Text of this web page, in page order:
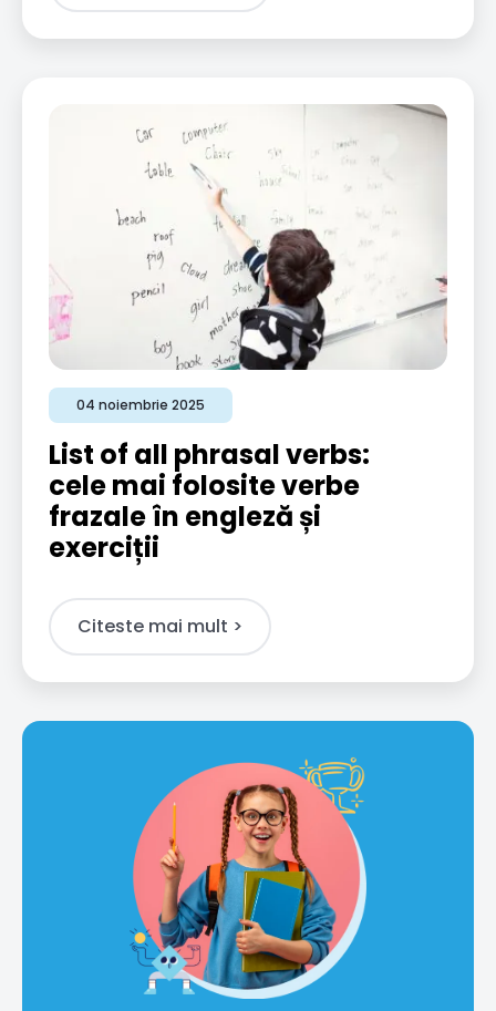
04 noiembrie 2025
List of all phrasal verbs:
cele mai folosite verbe
frazale în engleză și
exerciții
Citeste mai mult >​